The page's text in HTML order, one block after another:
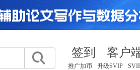
签到 客户
推广加币
升级SVIP